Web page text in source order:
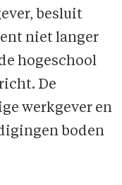
besluit
niet langer
hogeschool
De
werkgever en
boden